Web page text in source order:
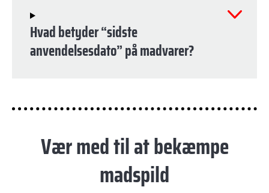
Hvad betyder “sidste
anvendelsesdato” på madvarer?
Vær med til at bekæmpe
madspild